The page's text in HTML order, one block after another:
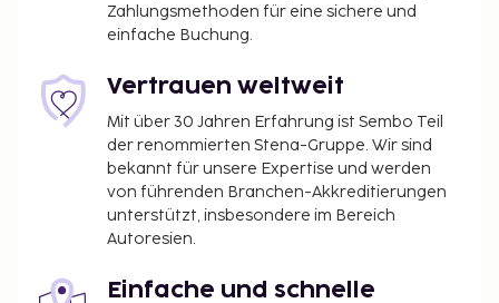
Zahlungsmethoden für eine sichere und
einfache Buchung.
Vertrauen weltweit
Mit über 30 Jahren Erfahrung ist Sembo Teil
der renommierten Stena-Gruppe. Wir sind
bekannt für unsere Expertise und werden
von führenden Branchen-Akkreditierungen
unterstützt, insbesondere im Bereich
Autoresien.
Einfache und schnelle